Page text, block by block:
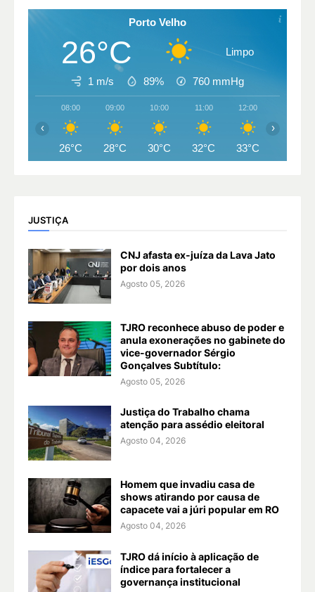
Porto Velho
26°C Limpo
1 m/s 89% 760 mmHg
08:00
26°C
09:00
28°C
10:00
30°C
11:00
32°C
12:00
33°C
‹ ›
JUSTIÇA
CNJ afasta ex-juíza da Lava Jato
por dois anos
Agosto 05, 2026
TJRO reconhece abuso de poder e
anula exonerações no gabinete do
vice-governador Sérgio
Gonçalves Subtítulo:
Agosto 05, 2026
Justiça do Trabalho chama
atenção para assédio eleitoral
Agosto 04, 2026
Homem que invadiu casa de
shows atirando por causa de
capacete vai a júri popular em RO
Agosto 04, 2026
TJRO dá início à aplicação de
índice para fortalecer a
governança institucional